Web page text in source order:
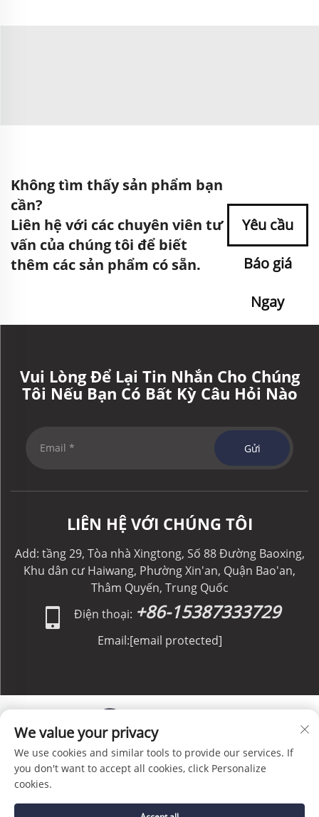
Không tìm thấy sản phẩm bạn
cần?
Liên hệ với các chuyên viên tư
vấn của chúng tôi để biết
thêm các sản phẩm có sẵn.
Yêu cầu
Báo giá
Ngay
Vui Lòng Để Lại Tin Nhắn Cho Chúng
Tôi Nếu Bạn Có Bất Kỳ Câu Hỏi Nào
Gửi
LIÊN HỆ VỚI CHÚNG TÔI
Add: tầng 29, Tòa nhà Xingtong, Số 88 Đường Baoxing,
Khu dân cư Haiwang, Phường Xin'an, Quận Bao'an,
Thâm Quyến, Trung Quốc
Điện thoại: +86-15387333729
Email:[email protected]
Bản quyền © C&C GLOBAL Logistics Co., Limited. Bảo
lưu mọi quyền. -
We value your privacy
We use cookies and similar tools to provide our services. If
you don't want to accept all cookies, click Personalize
cookies.